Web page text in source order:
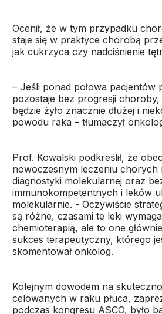
Ocenił, że w tym przypadku
staje się w praktyce chorobą
jak cukrzyca czy nadciśnienie
– Jeśli ponad połowa pacjentów
pozostaje bez progresji
będzie żyło znacznie dłużej i
powodu raka – tłumaczył
Prof. Kowalski podkreślił, że
nowoczesnym leczeniu chorych
diagnostyki molekularnej oraz
immunokompetentnych i leków
molekularnie. - Oczywiście
są różne, czasami te leki
chemioterapią, ale to one
sukces terapeutyczny, którego
skomentował onkolog.
Kolejnym dowodem na
celowanych w raku płuca,
podczas kongresu ASCO, było